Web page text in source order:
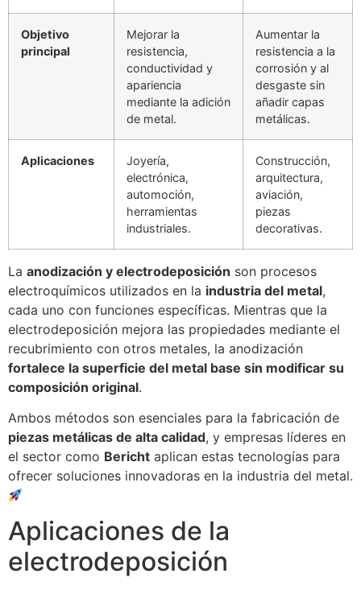
Objetivo
principal
Mejorar la
resistencia,
conductividad y
apariencia
mediante la adición
de metal.
Aumentar la
resistencia a la
corrosión y al
desgaste sin
añadir capas
metálicas.
Aplicaciones
Joyería,
electrónica,
automoción,
herramientas
industriales.
Construcción,
arquitectura,
aviación,
piezas
decorativas.
La anodización y electrodeposición son procesos
electroquímicos utilizados en la industria del metal,
cada uno con funciones específicas. Mientras que la
electrodeposición mejora las propiedades mediante el
recubrimiento con otros metales, la anodización
fortalece la superficie del metal base sin modificar su
composición original.
Ambos métodos son esenciales para la fabricación de
piezas metálicas de alta calidad, y empresas líderes en
el sector como Bericht aplican estas tecnologías para
ofrecer soluciones innovadoras en la industria del metal.
Aplicaciones de la
electrodeposición